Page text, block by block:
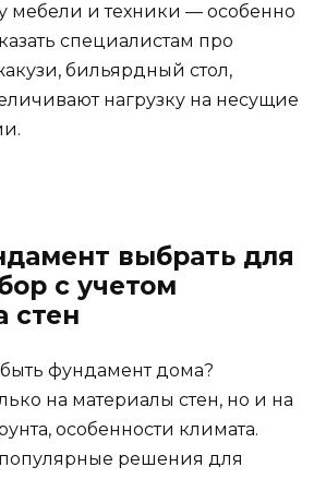
мебели и техники — особенно
специалистам про
бильярдный стол,
нагрузку на несущие
выбрать для
с учетом
стен
фундамент дома?
на материалы стен, но и на
особенности климата.
решения для